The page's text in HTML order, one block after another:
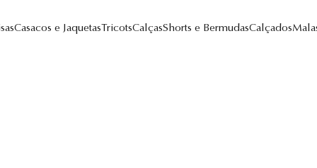
Casacos e JaquetasTricotsCalçasShorts e BermudasCalçados